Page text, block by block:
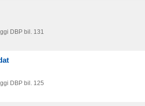
DBP bil. 131
DBP bil. 125